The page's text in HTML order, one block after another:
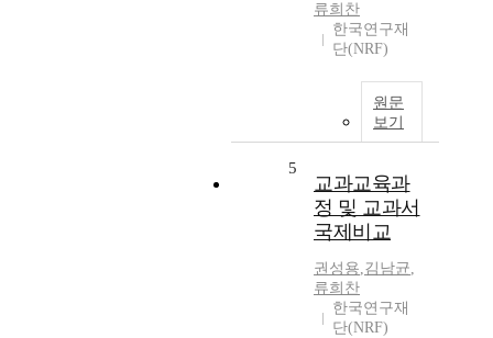
류희찬
한국연구재
단(NRF)
원문
보기
5
교과교육과
정 및 교과서
국제비교
권성용,김남균,
류희찬
한국연구재
단(NRF)